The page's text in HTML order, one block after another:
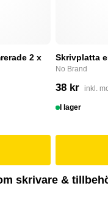
2 x
Skrivplatta
No Brand
38 kr inkl.
I lager
skrivare &